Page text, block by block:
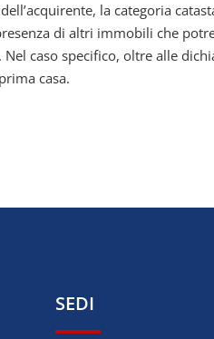
la categoria
di altri immobili che
caso specifico, oltre alle
casa.
SEDI